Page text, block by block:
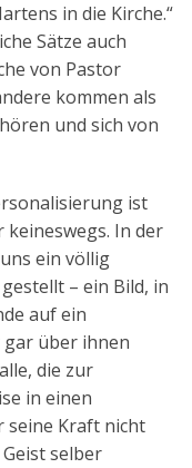
in die Kirche.“
Sätze auch
von Pastor
kommen als
und sich von
ist
In der
ein völlig
– ein Bild, in
auf ein
gar über ihnen
die zur
in einen
seine Kraft nicht
selber